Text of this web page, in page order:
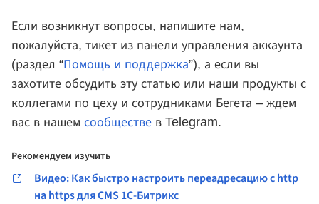
Если возникнут вопросы, напишите нам,
пожалуйста, тикет из панели управления аккаунта
(раздел “Помощь и поддержка”), а если вы
захотите обсудить эту статью или наши продукты с
коллегами по цеху и сотрудниками Бегета – ждем
вас в нашем сообществе в Telegram.
Рекомендуем изучить
Видео: Как быстро настроить переадресацию с http
на https для CMS 1С-Битрикс